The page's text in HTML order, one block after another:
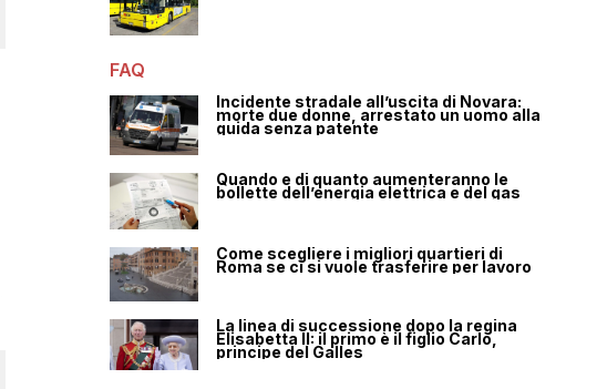
FAQ
Incidente stradale all’uscita di Novara:
morte due donne, arrestato un uomo alla
guida senza patente
Quando e di quanto aumenteranno le
bollette dell’energia elettrica e del gas
Come scegliere i migliori quartieri di
Roma se ci si vuole trasferire per lavoro
La linea di successione dopo la regina
Elisabetta II: il primo è il figlio Carlo,
principe del Galles